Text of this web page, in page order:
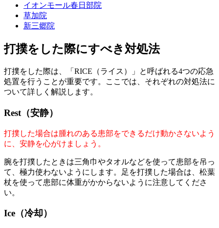
イオンモール春日部院
草加院
新三郷院
打撲をした際にすべき対処法
打撲をした際は、「RICE（ライス）」と呼ばれる4つの応急
処置を行うことが重要です。ここでは、それぞれの対処法に
ついて詳しく解説します。
Rest（安静）
打撲した場合は腫れのある患部をできるだけ動かさないよう
に、安静を心がけましょう。
腕を打撲したときは三角巾やタオルなどを使って患部を吊っ
て、極力使わないようにします。足を打撲した場合は、松葉
杖を使って患部に体重がかからないように注意してくださ
い。
Ice（冷却）